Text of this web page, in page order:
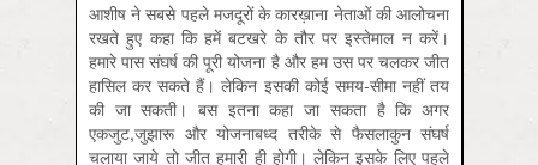
आशीष ने सबसे पहले मजदूरों के कारख़ाना नेताओं की आलोचना
रखते हुए कहा कि हमें बटखरे के तौर पर इस्तेमाल न करें।
हमारे पास संघर्ष की पूरी योजना है और हम उस पर चलकर जीत
हासिल कर सकते हैं। लेकिन इसकी कोई समय-सीमा नहीं तय
की जा सकती। बस इतना कहा जा सकता है कि अगर
एकजुट,जुझारू और योजनाबध्द तरीके से फैसलाकुन संघर्ष
चलाया जाये तो जीत हमारी ही होगी। लेकिन इसके लिए पहले